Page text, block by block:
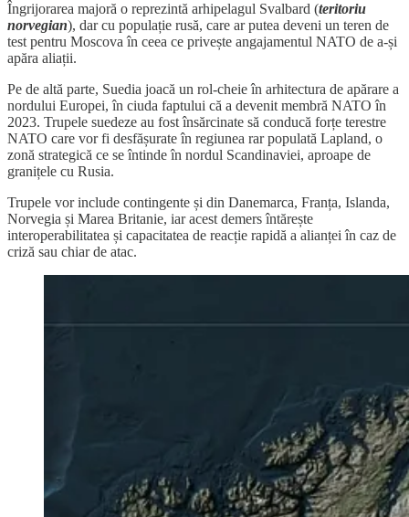
Îngrijorarea majoră o reprezintă arhipelagul Svalbard (teritoriu
norvegian), dar cu populație rusă, care ar putea deveni un teren de
test pentru Moscova în ceea ce privește angajamentul NATO de a-și
apăra aliații.
Pe de altă parte, Suedia joacă un rol-cheie în arhitectura de apărare a
nordului Europei, în ciuda faptului că a devenit membră NATO în
2023. Trupele suedeze au fost însărcinate să conducă forțe terestre
NATO care vor fi desfășurate în regiunea rar populată Lapland, o
zonă strategică ce se întinde în nordul Scandinaviei, aproape de
granițele cu Rusia.
Trupele vor include contingente și din Danemarca, Franța, Islanda,
Norvegia și Marea Britanie, iar acest demers întărește
interoperabilitatea și capacitatea de reacție rapidă a alianței în caz de
criză sau chiar de atac.